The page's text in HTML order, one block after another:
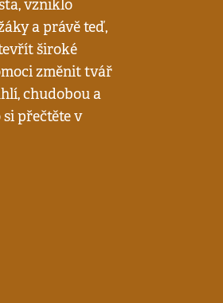
vzniklo
a právě teď,
široké
změnit tvář
chudobou a
přečtěte v